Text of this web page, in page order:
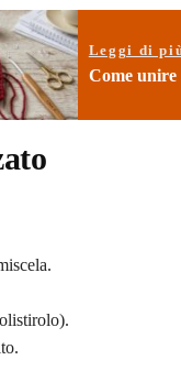
Leggi di
Come unire